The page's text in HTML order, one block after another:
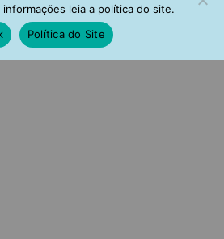
informações leia a política do site.
Política do Site